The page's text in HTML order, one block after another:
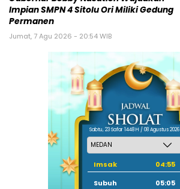
Impian SMPN 4 Sitolu Ori Miliki Gedung
Permanen
Jumat, 7 Agu 2026 - 20:54 WIB
Sabtu, 23 Safar 1448 H / 08 Agustus 2026
Imsak
04:55
Subuh
05:05